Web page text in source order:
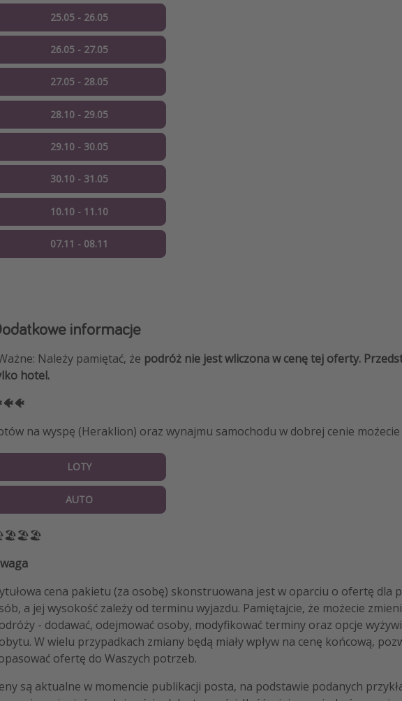
25.05 - 26.05
26.05 - 27.05
27.05 - 28.05
28.10 - 29.05
29.10 - 30.05
30.10 - 31.05
10.10 - 11.10
07.11 - 08.11
informacje
Należy pamiętać, że podróż nie jest wliczona w cenę tej oferty.
hotel.
na wyspę (Heraklion) oraz wynajmu samochodu w dobrej cenie
LOTY
AUTO
cena pakietu (za osobę) skonstruowana jest w oparciu o ofertę dla
a jej wysokość zależy od terminu wyjazdu. Pamiętajcie, że możecie
- dodawać, odejmować osoby, modyfikować terminy oraz opcje
W wielu przypadkach zmiany będą miały wpływ na cenę końcową,
ofertę do Waszych potrzeb.
są aktualne w momencie publikacji posta, na podstawie podanych